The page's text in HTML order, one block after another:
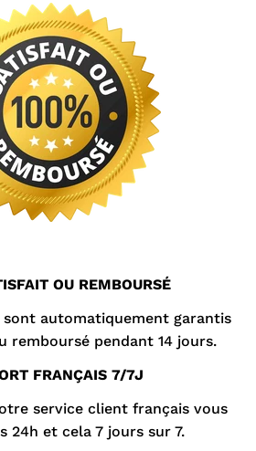
OU REMBOURSÉ
sont automatiquement garantis
remboursé pendant 14 jours.
FRANÇAIS 7/7J
service client français vous
24h et cela 7 jours sur 7.